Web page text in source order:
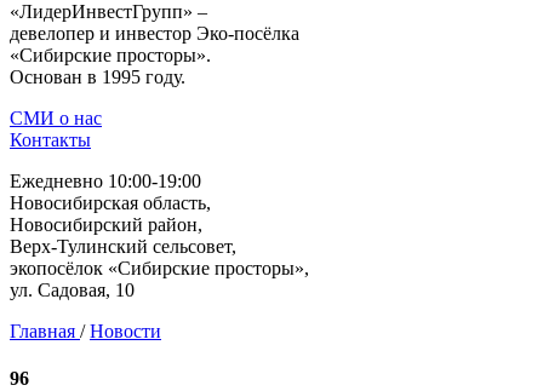
«ЛидерИнвестГрупп» –
девелопер и инвестор Эко-посёлка
«Сибирские просторы».
Основан в 1995 году.
СМИ о нас
Контакты
Ежедневно 10:00-19:00
Новосибирская область,
Новосибирский район,
Верх-Тулинский сельсовет,
экопосёлок «Сибирские просторы»,
ул. Садовая, 10
Главная / Новости
96